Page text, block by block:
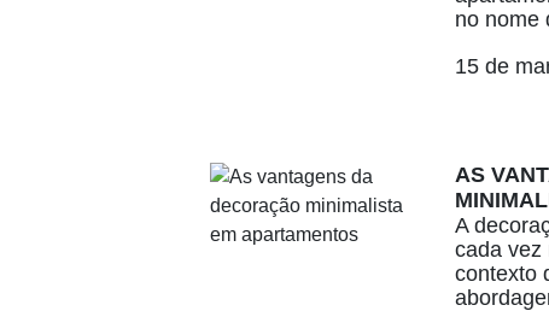
no nome
15 de
AS
A
cada vez
contexto